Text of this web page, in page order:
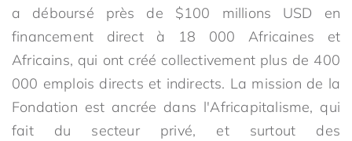
a déboursé près de $100 millions USD en
financement direct à 18 000 Africaines et
Africains, qui ont créé collectivement plus de 400
000 emplois directs et indirects. La mission de la
Fondation est ancrée dans l'Africapitalisme, qui
fait du secteur privé, et surtout des